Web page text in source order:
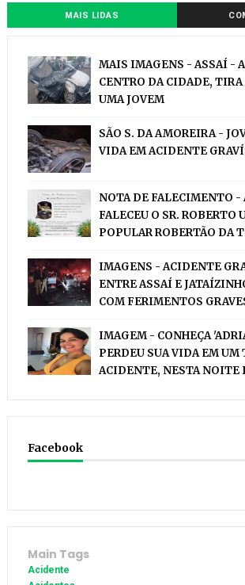
MAIS LIDAS
MAIS IMAGENS - ASSAÍ -
CENTRO DA CIDADE,
UMA JOVEM
SÃO S. DA AMOREIRA -
VIDA EM ACIDENTE
NOTA DE FALECIMENTO -
FALECEU O SR. ROBERTO
POPULAR ROBERTÃO DA
IMAGENS - ACIDENTE
ENTRE ASSAÍ E
COM FERIMENTOS
IMAGEM - CONHEÇA
PERDEU SUA VIDA EM UM
ACIDENTE, NESTA NOITE
Facebook
Main Tags
Acidente